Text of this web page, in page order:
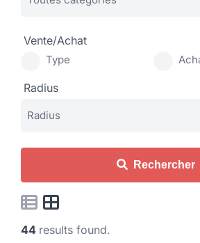
Vente/Achat
Type
Radius
Rechercher
44 results found.